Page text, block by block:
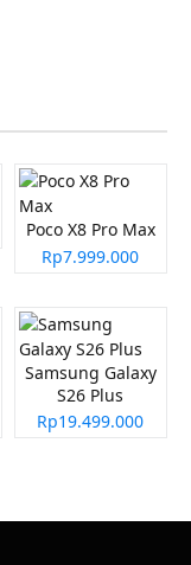
Poco X8 Pro Max
Rp7.999.000
Samsung Galaxy
S26 Plus
Rp19.499.000